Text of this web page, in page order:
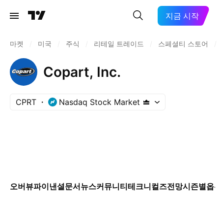
지금 시작
마켓 미국 주식 리테일 트레이드 스페셜티 스토어
Copart, Inc.
CPRT Nasdaq Stock Market
오버뷰파이낸셜문서뉴스커뮤니티테크니컬즈전망시즌별옵